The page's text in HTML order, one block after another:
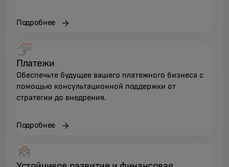
Подробнее
Платежи
Обеспечьте будущее вашего платежного бизнеса с
помощью консультационной поддержки от
стратегии до внедрения.
Подробнее